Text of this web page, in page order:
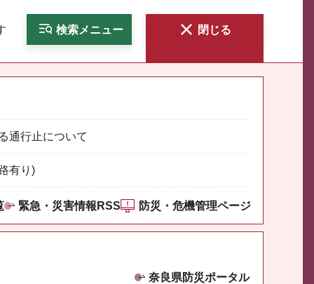
検索メニュー 閉じる
通行止について
有り)
緊急・災害情報RSS 防災・危機管理ページ
奈良県防災ポータル